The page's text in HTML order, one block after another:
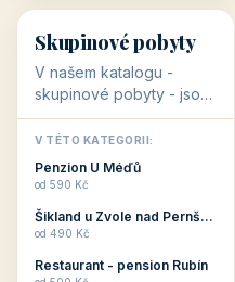
👥 32 objektů
Skupinové pobyty
V našem katalogu -
skupinové pobyty - jsou
pro Vás připraveny
objekty, které nabízí
ubytování skupin v
penzionech, hotelích a
Budete překva...
V TÉTO KATEGORII:
Penzion U Méďů
od 590 Kč
Šikland u Zvole nad Pernštejnem
od 490 Kč
Restaurant - pension Rubín